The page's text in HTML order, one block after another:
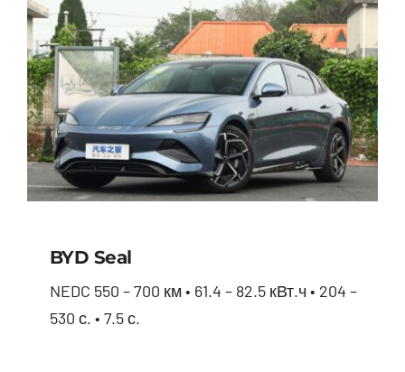
BYD Seal
NEDC 550 – 700 км • 61.4 – 82.5 кВт.ч • 204 –
530 с. • 7.5 с.